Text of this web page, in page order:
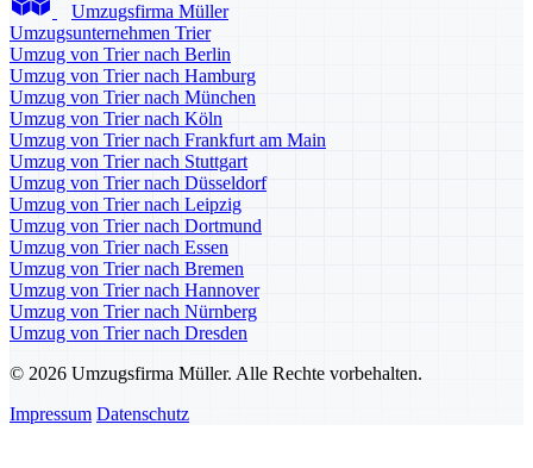
Umzugsfirma Müller
Umzugsunternehmen Trier
Umzug von Trier nach Berlin
Umzug von Trier nach Hamburg
Umzug von Trier nach München
Umzug von Trier nach Köln
Umzug von Trier nach Frankfurt am Main
Umzug von Trier nach Stuttgart
Umzug von Trier nach Düsseldorf
Umzug von Trier nach Leipzig
Umzug von Trier nach Dortmund
Umzug von Trier nach Essen
Umzug von Trier nach Bremen
Umzug von Trier nach Hannover
Umzug von Trier nach Nürnberg
Umzug von Trier nach Dresden
© 2026 Umzugsfirma Müller. Alle Rechte vorbehalten.
Impressum Datenschutz